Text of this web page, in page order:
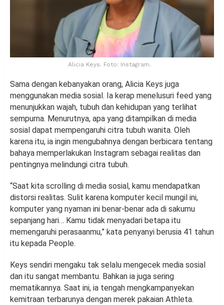
Alicia Keys. Foto: Instagram.
Sama dengan kebanyakan orang, Alicia Keys juga
menggunakan media sosial. Ia kerap menelusuri feed yang
menunjukkan wajah, tubuh dan kehidupan yang terlihat
sempurna. Menurutnya, apa yang ditampilkan di media
sosial dapat mempengaruhi citra tubuh wanita. Oleh
karena itu, ia ingin mengubahnya dengan berbicara tentang
bahaya memperlakukan Instagram sebagai realitas dan
pentingnya melindungi citra tubuh.
“Saat kita scrolling di media sosial, kamu mendapatkan
distorsi realitas. Sulit karena komputer kecil mungil ini,
komputer yang nyaman ini benar-benar ada di sakumu
sepanjang hari… Kamu tidak menyadari betapa itu
memengaruhi perasaanmu,” kata penyanyi berusia 41 tahun
itu kepada People.
Keys sendiri mengaku tak selalu mengecek media sosial
dan itu sangat membantu. Bahkan ia juga sering
mematikannya. Saat ini, ia tengah mengkampanyekan
kemitraan terbarunya dengan merek pakaian Athleta.